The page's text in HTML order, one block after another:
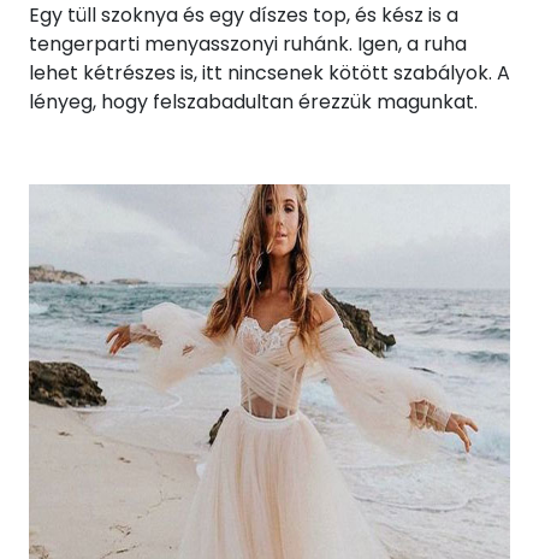
Egy tüll szoknya és egy díszes top, és kész is a
tengerparti menyasszonyi ruhánk. Igen, a ruha
lehet kétrészes is, itt nincsenek kötött szabályok. A
lényeg, hogy felszabadultan érezzük magunkat.